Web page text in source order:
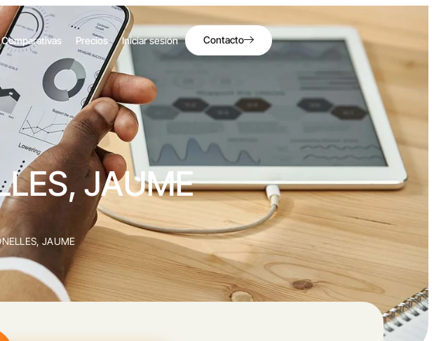
Comparativas Precios Iniciar sesión Contacto
JAUME
JAUME